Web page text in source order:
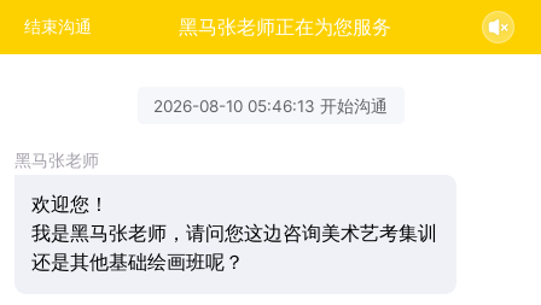
结束沟通 黑马张老师正在为您服务
2026-08-10 05:46:13 开始沟通
黑马张老师
欢迎您！
我是黑马张老师，请问您这边咨询美术艺考集训
还是其他基础绘画班呢？